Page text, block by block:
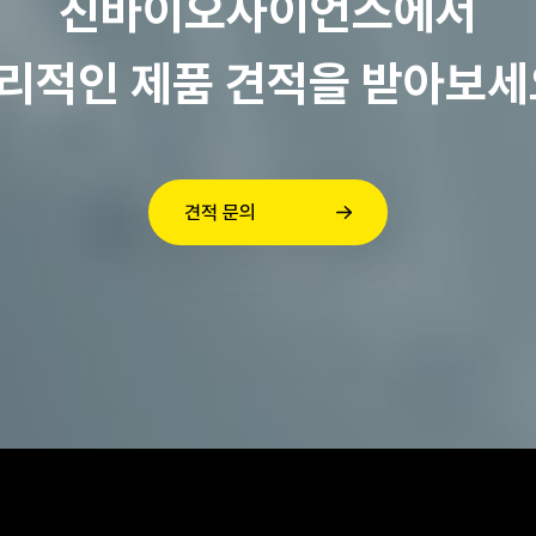
진바이오사이언스에서
적인 제품 견적을 받아보
견적 문의